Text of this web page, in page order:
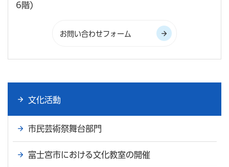
6階)
文化活動
市民芸術祭舞台部門
富士宮市における文化教室の開催